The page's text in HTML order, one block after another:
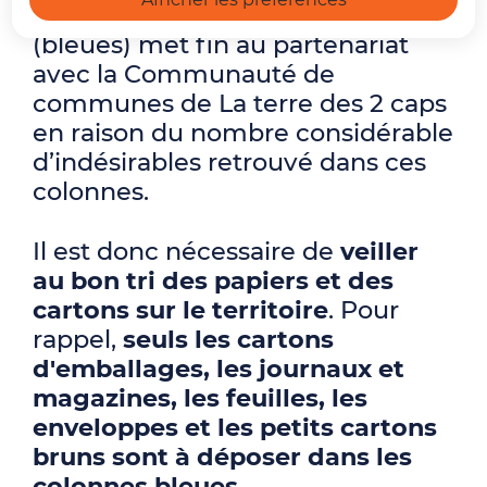
les colonnes d’apport volontaire
(bleues) met fin au partenariat
avec la Communauté de
communes de La terre des 2 caps
en raison du nombre considérable
d’indésirables retrouvé dans ces
colonnes.
Il est donc nécessaire de veiller
au bon tri des papiers et des
cartons sur le territoire. Pour
rappel, seuls les cartons
d'emballages, les journaux et
magazines, les feuilles, les
enveloppes et les petits cartons
bruns sont à déposer dans les